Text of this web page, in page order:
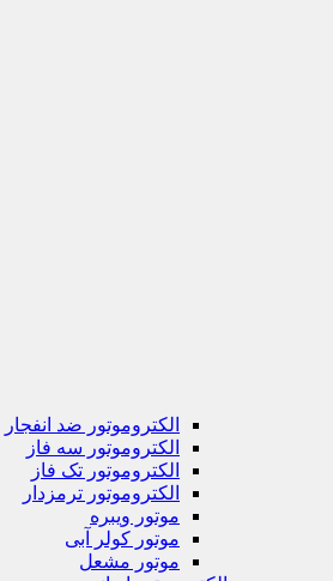
الکتروموتور ضد انفجار
الکتروموتور سه فاز
الکتروموتور تک فاز
الکتروموتور ترمزدار
موتور ویبره
موتور کولر آبی
موتور مشعل